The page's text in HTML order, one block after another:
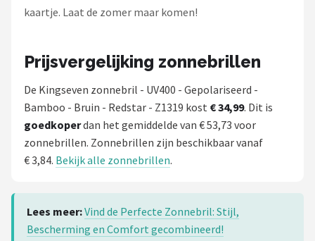
kaartje. Laat de zomer maar komen!
Prijsvergelijking zonnebrillen
De Kingseven zonnebril - UV400 - Gepolariseerd -
Bamboo - Bruin - Redstar - Z1319 kost € 34,99. Dit is
goedkoperdan het gemiddelde van € 53,73 voor
zonnebrillen. Zonnebrillen zijn beschikbaar vanaf
€ 3,84. Bekijk alle zonnebrillen.
Lees meer:Vind de Perfecte Zonnebril: Stijl,
Bescherming en Comfort gecombineerd!